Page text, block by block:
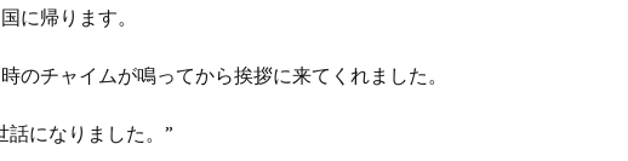
に帰ります。
のチャイムが鳴ってから挨拶に来てくれました。
話になりました。”